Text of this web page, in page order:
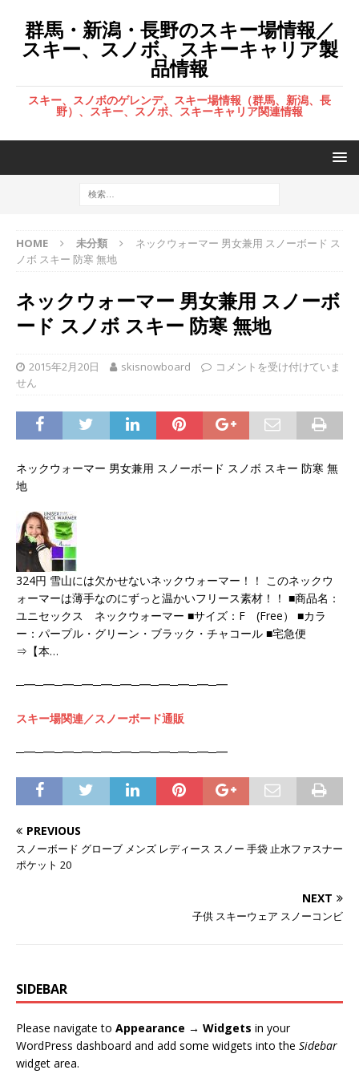
群馬・新潟・長野のスキー場情報／
スキー、スノボ、スキーキャリア製
品情報
スキー、スノボのゲレンデ、スキー場情報（群馬、新潟、長
野）、スキー、スノボ、スキーキャリア関連情報
HOME 未分類
ネックウォーマー 男女兼用 スノーボード ス
ノボ スキー 防寒 無地
ネックウォーマー 男女兼用 スノーボ
ード スノボ スキー 防寒 無地
2015年2月20日 skisnowboard
コメントを受け付けていま
せん
ネックウォーマー 男女兼用 スノーボード スノボ スキー 防寒 無
地
324円 雪山には欠かせないネックウォーマー！！ このネックウ
ォーマーは薄手なのにずっと温かいフリース素材！！ ■商品名：
ユニセックス ネックウォーマー ■サイズ：F (Free） ■カラ
ー：パープル・グリーン・ブラック・チャコール ■宅急便
⇒【本…
─━─━─━─━─━─━─━─━─━─━─━
スキー場関連／スノーボード通販
─━─━─━─━─━─━─━─━─━─━─━
PREVIOUS
スノーボード グローブ メンズ レディース スノー 手袋 止水ファスナー
ポケット 20
NEXT
子供 スキーウェア スノーコンビ
SIDEBAR
Please navigate to Appearance → Widgets in your
WordPress dashboard and add some widgets into the Sidebar
widget area.